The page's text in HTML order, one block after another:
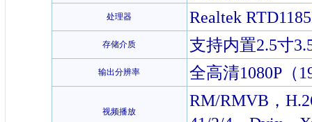
处理器 Realtek
存储介质 支持内置2.5寸
输出分辨率 全高清1080P（
视频播放
RM/RMVB，